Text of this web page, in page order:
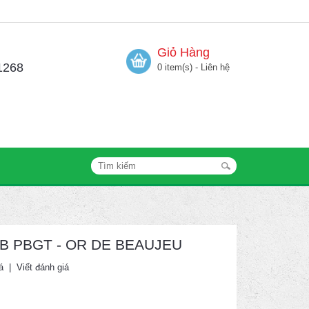
Giỏ Hàng
0 item(s) - Liên hệ
PBGT - OR DE BEAUJEU
| Viết đánh giá